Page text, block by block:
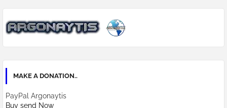
MAKE A DONATION..
PayPal Argonaytis
Buy send Now